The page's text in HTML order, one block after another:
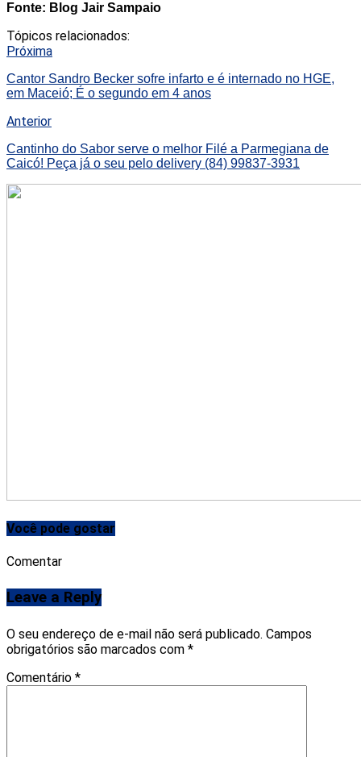
Fonte: Blog Jair Sampaio
Tópicos relacionados:
Próxima
Cantor Sandro Becker sofre infarto e é internado no HGE,
em Maceió; É o segundo em 4 anos
Anterior
Cantinho do Sabor serve o melhor Filé a Parmegiana de
Caicó! Peça já o seu pelo delivery (84) 99837-3931
Você pode gostar
Comentar
Leave a Reply
O seu endereço de e-mail não será publicado. Campos
obrigatórios são marcados com *
Comentário *